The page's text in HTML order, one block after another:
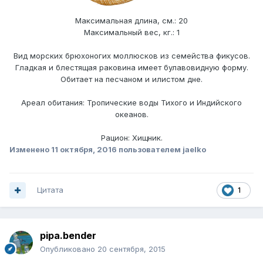
Максимальная длина, см.: 20
Максимальный вес, кг.: 1
Вид морских брюхоногих моллюсков из семейства фикусов.
Гладкая и блестящая раковина имеет булавовидную форму.
Обитает на песчаном и илистом дне.
Ареал обитания: Тропические воды Тихого и Индийского
океанов.
Рацион: Хищник.
Изменено 11 октября, 2016 пользователем jaelko
1
Цитата
pipa.bender
Опубликовано 20 сентября, 2015